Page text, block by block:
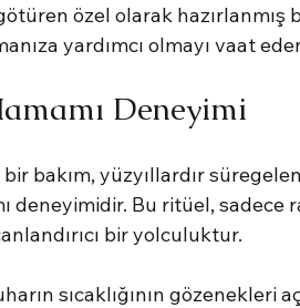
özel olarak hazırlanmış
yardımcı olmayı vaat
Deneyimi
bakım, yüzyıllardır
deneyimidir. Bu ritüel, sadece
bir yolculuktur.
sıcaklığının gözenekleri